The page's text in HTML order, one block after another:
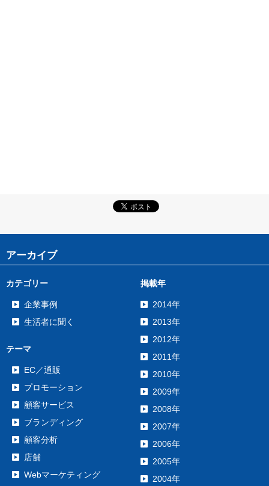
アーカイブ
カテゴリー
企業事例
生活者に聞く
テーマ
EC／通販
プロモーション
顧客サービス
ブランディング
顧客分析
店舗
Webマーケティング
掲載年
2014年
2013年
2012年
2011年
2010年
2009年
2008年
2007年
2006年
2005年
2004年